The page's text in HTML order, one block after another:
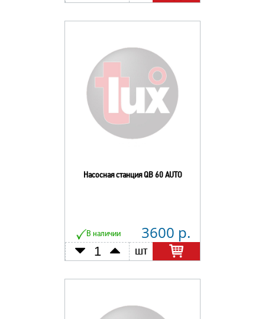
Насосная станция QB 60 AUTO
В наличии 3600 р.
шт